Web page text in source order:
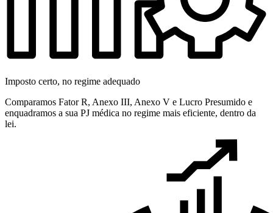
Imposto certo, no regime adequado
Comparamos Fator R, Anexo III, Anexo V e Lucro Presumido e
enquadramos a sua PJ médica no regime mais eficiente, dentro da
lei.